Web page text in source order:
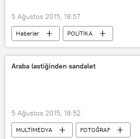
5 Ağustos 2015, 18:57
Haberler
POLİTİKA
Hasan Ruhani
Recep Tayyip Erdoğan
Araba lastiğinden sandalet
5 Ağustos 2015, 18:52
MULTİMEDYA
FOTOĞRAF